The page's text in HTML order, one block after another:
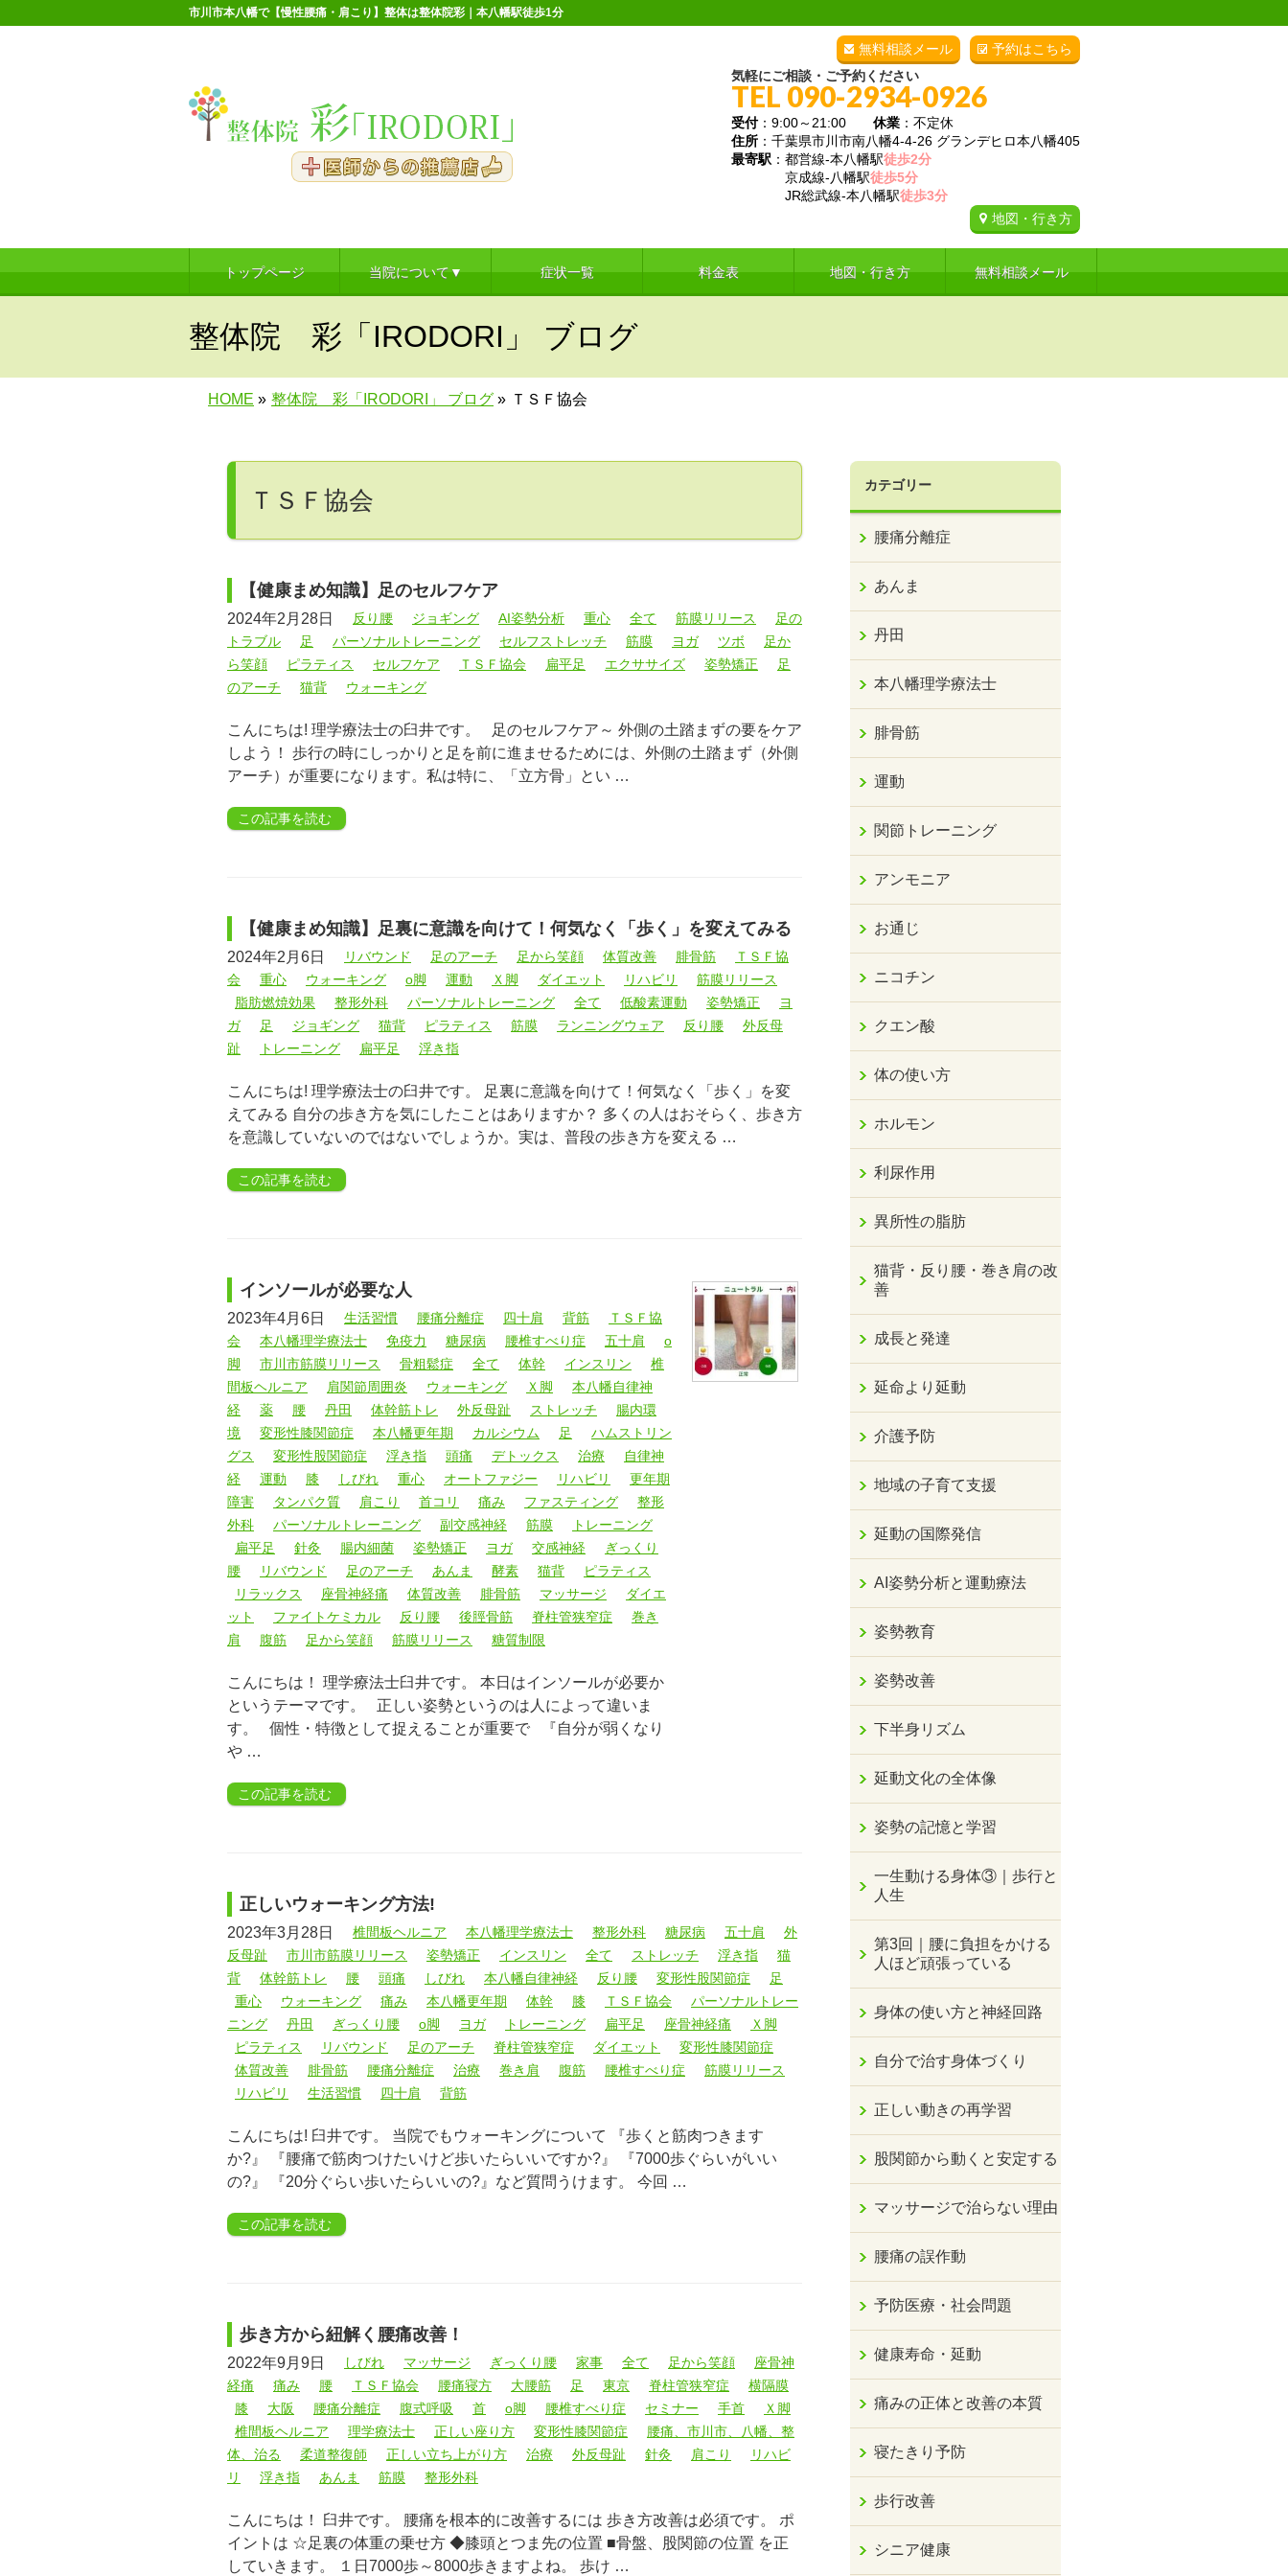
市川市本八幡で【慢性腰痛・肩こり】整体は整体院彩｜本八幡駅徒歩1分
予約はこちら
無料相談メール
気軽にご相談・ご予約ください
TEL 090-2934-0926
受付：9:00～21:00 休業 ：不定休
住所 ：千葉県市川市南八幡4-4-26 グランデヒロ本八幡405
最寄駅 ：都営線-本八幡駅徒歩2分
京成線-八幡駅徒歩5分
JR総武線-本八幡駅徒歩3分
地図・行き方
トップページ 当院について▼ 症状一覧 料金表 地図・行き方 無料相談メール
整体院 彩「IRODORI」 ブログ
HOME » 整体院 彩「IRODORI」 ブログ » ＴＳＦ協会
ＴＳＦ協会
【健康まめ知識】足のセルフケア
2024年2月28日 反り腰 ジョギング AI姿勢分析 重心 全て 筋膜リリース
足の
トラブル
足 パーソナルトレーニング セルフストレッチ 筋膜 ヨガ ツボ
足か
ら笑顔
ピラティス セルフケア ＴＳＦ協会 扁平足 エクササイズ 姿勢矯正
足
のアーチ
猫背 ウォーキング
こんにちは! 理学療法士の臼井です。 足のセルフケア～ 外側の土踏まずの要をケア
しよう！ 歩行の時にしっかりと足を前に進ませるためには、外側の土踏まず（外側
アーチ）が重要になります。私は特に、「立方骨」とい …
この記事を読む
【健康まめ知識】足裏に意識を向けて！何気なく「歩く」を変えてみる
2024年2月6日 リバウンド 足のアーチ 足から笑顔 体質改善 腓骨筋
ＴＳＦ協
会
重心 ウォーキング o脚 運動 Ｘ脚 ダイエット リハビリ
筋膜リリース
脂肪燃焼効果
整形外科 パーソナルトレーニング 全て 低酸素運動 姿勢矯正
ヨ
ガ
足 ジョギング 猫背 ピラティス 筋膜 ランニングウェア 反り腰
外反母
趾
トレーニング 扁平足 浮き指
こんにちは! 理学療法士の臼井です。 足裏に意識を向けて！何気なく「歩く」を変
えてみる 自分の歩き方を気にしたことはありますか？ 多くの人はおそらく、歩き方
を意識していないのではないでしょうか。実は、普段の歩き方を変える …
この記事を読む
インソールが必要な人
2023年4月6日 生活習慣 腰痛分離症 四十肩 背筋
ＴＳＦ協
会
本八幡理学療法士 免疫力 糖尿病 腰椎すべり症 五十肩
o
脚
市川市筋膜リリース 骨粗鬆症 全て 体幹 インスリン
椎
間板ヘルニア
肩関節周囲炎 ウォーキング Ｘ脚
本八幡自律神
経
薬 腰 丹田 体幹筋トレ 外反母趾 ストレッチ
腸内環
境
変形性膝関節症 本八幡更年期 カルシウム 足
ハムストリン
グス
変形性股関節症 浮き指 頭痛 デトックス 治療
自律神
経
運動 膝 しびれ 重心 オートファジー リハビリ
更年期
障害
タンパク質 肩こり 首コリ 痛み ファスティング
整形
外科
パーソナルトレーニング 副交感神経 筋膜
トレーニング
扁平足
針灸 腸内細菌 姿勢矯正 ヨガ 交感神経
ぎっくり
腰
リバウンド 足のアーチ あんま 酵素 猫背
ピラティス
リラックス
座骨神経痛 体質改善 腓骨筋 マッサージ
ダイエ
ット
ファイトケミカル 反り腰 後脛骨筋 脊柱管狭窄症
巻き
肩
腹筋 足から笑顔 筋膜リリース 糖質制限
こんにちは！ 理学療法士臼井です。 本日はインソールが必要か
というテーマです。 正しい姿勢というのは人によって違いま
す。 個性・特徴として捉えることが重要で 『自分が弱くなり
や …
この記事を読む
正しいウォーキング方法!
2023年3月28日 椎間板ヘルニア 本八幡理学療法士 整形外科 糖尿病 五十肩
外
反母趾
市川市筋膜リリース 姿勢矯正 インスリン 全て ストレッチ 浮き指
猫
背
体幹筋トレ 腰 頭痛 しびれ 本八幡自律神経 反り腰 変形性股関節症
足
重心
ウォーキング 痛み 本八幡更年期 体幹 膝 ＴＳＦ協会
パーソナルトレー
ニング
丹田 ぎっくり腰 o脚 ヨガ トレーニング 扁平足 座骨神経痛
Ｘ脚
ピラティス
リバウンド 足のアーチ 脊柱管狭窄症 ダイエット
変形性膝関節症
体質改善
腓骨筋 腰痛分離症 治療 巻き肩 腹筋 腰椎すべり症
筋膜リリース
リハビリ
生活習慣 四十肩 背筋
こんにちは! 臼井です。 当院でもウォーキングについて 『歩くと筋肉つきます
か?』 『腰痛で筋肉つけたいけど歩いたらいいですか?』 『7000歩ぐらいがいい
の?』 『20分ぐらい歩いたらいいの?』など質問うけます。 今回 …
この記事を読む
歩き方から紐解く腰痛改善！
2022年9月9日 しびれ マッサージ ぎっくり腰 家事 全て 足から笑顔
座骨神
経痛
痛み 腰 ＴＳＦ協会 腰痛寝方 大腰筋 足 東京 脊柱管狭窄症
横隔膜
膝
大阪 腰痛分離症 腹式呼吸 首 o脚 腰椎すべり症 セミナー 手首
Ｘ脚
椎間板ヘルニア
理学療法士 正しい座り方 変形性膝関節症
腰痛、市川市、八幡、整
体、治る
柔道整復師 正しい立ち上がり方 治療 外反母趾 針灸 肩こり
リハビ
リ
浮き指 あんま 筋膜 整形外科
こんにちは！ 臼井です。 腰痛を根本的に改善するには 歩き方改善は必須です。 ポ
イントは ☆足裏の体重の乗せ方 ◆膝頭とつま先の位置 ■骨盤、股関節の位置 を正
していきます。 １日7000歩～8000歩きますよね。 歩け …
カテゴリー
腰痛分離症
あんま
丹田
本八幡理学療法士
腓骨筋
運動
関節トレーニング
アンモニア
お通じ
ニコチン
クエン酸
体の使い方
ホルモン
利尿作用
異所性の脂肪
猫背・反り腰・巻き肩の改
善
成長と発達
延命より延動
介護予防
地域の子育て支援
延動の国際発信
AI姿勢分析と運動療法
姿勢教育
姿勢改善
下半身リズム
延動文化の全体像
姿勢の記憶と学習
一生動ける身体③｜歩行と
人生
第3回｜腰に負担をかける
人ほど頑張っている
身体の使い方と神経回路
自分で治す身体づくり
正しい動きの再学習
股関節から動くと安定する
マッサージで治らない理由
腰痛の誤作動
予防医療・社会問題
健康寿命・延動
痛みの正体と改善の本質
寝たきり予防
歩行改善
シニア健康